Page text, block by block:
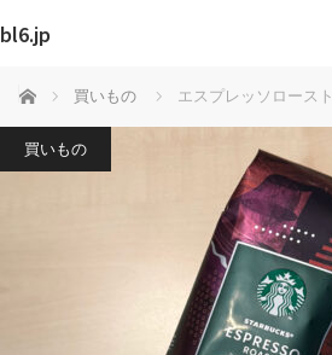
bl6.jp
ホーム 買いもの エスプレッソロースト
買いもの